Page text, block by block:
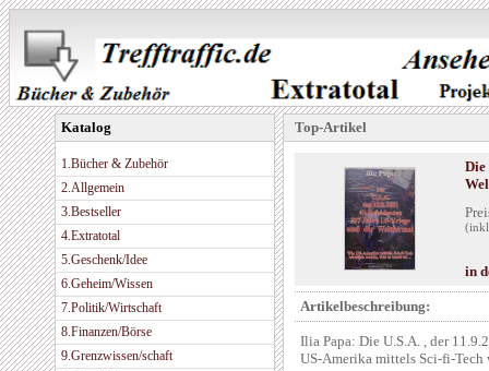
Katalog
1.Bücher & Zubehör
2.Allgemein
3.Bestseller
4.Extratotal
5.Geschenk/Idee
6.Geheim/Wissen
7.Politik/Wirtschaft
8.Finanzen/Börse
9.Grenzwissen/schaft
Top-Artikel
Die
in
Artikelbeschreibung:
Ilia Papa: Die U.S.A. , der
US-Amerika mittels Sci-fi-Tech